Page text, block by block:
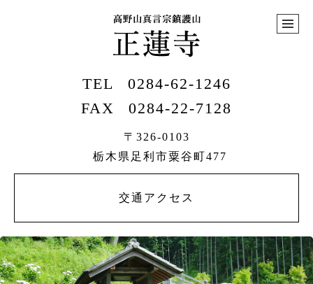
TEL
0284-62-1246
FAX
0284-22-7128
〒326-0103
栃木県足利市粟谷町477
交通アクセス